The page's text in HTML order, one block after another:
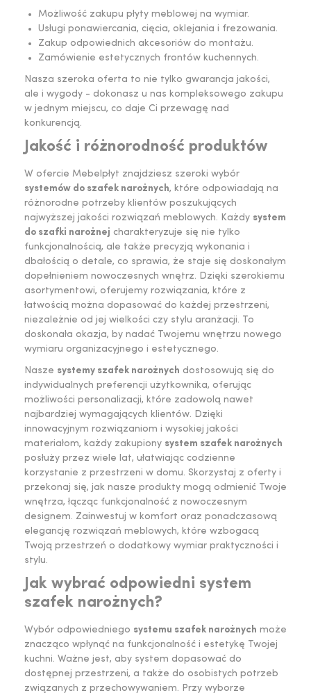
Możliwość zakupu płyty meblowej na wymiar.
Usługi ponawiercania, cięcia, oklejania i frezowania.
Zakup odpowiednich akcesoriów do montażu.
Zamówienie estetycznych frontów kuchennych.
Nasza szeroka oferta to nie tylko gwarancja jakości,
ale i wygody - dokonasz u nas kompleksowego zakupu
w jednym miejscu, co daje Ci przewagę nad
konkurencją.
Jakość i różnorodność produktów
W ofercie Mebelpłyt znajdziesz szeroki wybór
systemów do szafek narożnych, które odpowiadają na
różnorodne potrzeby klientów poszukujących
najwyższej jakości rozwiązań meblowych. Każdy system
do szafki narożnej charakteryzuje się nie tylko
funkcjonalnością, ale także precyzją wykonania i
dbałością o detale, co sprawia, że staje się doskonałym
dopełnieniem nowoczesnych wnętrz. Dzięki szerokiemu
asortymentowi, oferujemy rozwiązania, które z
łatwością można dopasować do każdej przestrzeni,
niezależnie od jej wielkości czy stylu aranżacji. To
doskonała okazja, by nadać Twojemu wnętrzu nowego
wymiaru organizacyjnego i estetycznego.
Nasze systemy szafek narożnych dostosowują się do
indywidualnych preferencji użytkownika, oferując
możliwości personalizacji, które zadowolą nawet
najbardziej wymagających klientów. Dzięki
innowacyjnym rozwiązaniom i wysokiej jakości
materiałom, każdy zakupiony system szafek narożnych
posłuży przez wiele lat, ułatwiając codzienne
korzystanie z przestrzeni w domu. Skorzystaj z oferty i
przekonaj się, jak nasze produkty mogą odmienić Twoje
wnętrza, łącząc funkcjonalność z nowoczesnym
designem. Zainwestuj w komfort oraz ponadczasową
elegancję rozwiązań meblowych, które wzbogacą
Twoją przestrzeń o dodatkowy wymiar praktyczności i
stylu.
Jak wybrać odpowiedni system
szafek narożnych?
Wybór odpowiedniego systemu szafek narożnych może
znacząco wpłynąć na funkcjonalność i estetykę Twojej
kuchni. Ważne jest, aby system dopasować do
dostępnej przestrzeni, a także do osobistych potrzeb
związanych z przechowywaniem. Przy wyborze